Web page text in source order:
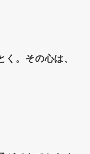
。その心は、